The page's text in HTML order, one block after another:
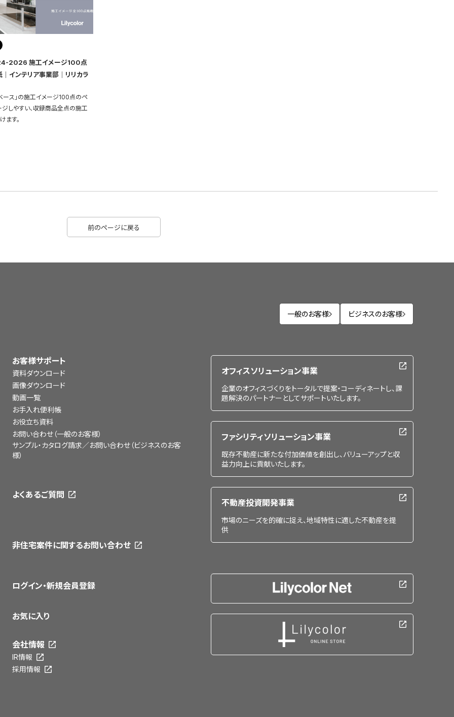
2026 施工イメージ100点
インテリア事業部｜リリカラ
ース」の施工イメージ100点のペ
ジしやすい、収録商品全点の施工
ます。
前のページに戻る
一般のお客様 ビジネスのお客様
お客様サポート
資料ダウンロード
画像ダウンロード
動画一覧
お手入れ便利帳
お役立ち資料
お問い合わせ（一般のお客様）
サンプル・カタログ請求／お問い合わせ（ビジネスのお客
様）
よくあるご質問
非住宅案件に関するお問い合わせ
ログイン・新規会員登録
お気に入り
会社情報
IR情報
採用情報
オフィスソリューション事業
企業のオフィスづくりをトータルで提案・コーディネートし、課
題解決のパートナーとしてサポートいたします。
ファシリティソリューション事業
既存不動産に新たな付加価値を創出し、バリューアップと収
益力向上に貢献いたします。
不動産投資開発事業
市場のニーズを的確に捉え、地域特性に適した不動産を提
供